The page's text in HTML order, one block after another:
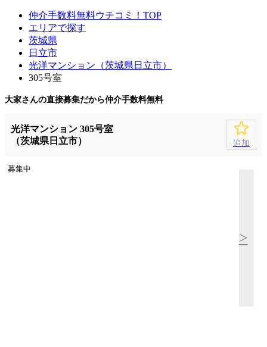
仲介手数料無料ウチコミ！TOP
エリアで探す
茨城県
日立市
光洋マンション（茨城県日立市）
305号室
大家さんの直接募集だから仲介手数料無料
光洋マンション 305号室
（茨城県日立市）
追加
募集中
>